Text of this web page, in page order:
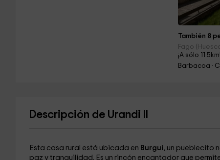
También 8
Fago
¡A sólo 11.5km!
Barbacoa ·
Descripción de Urandi II
Esta casa rural está ubicada en Burgui, un pueblecito
paz y tranquilidad. Es un rincón encantador que